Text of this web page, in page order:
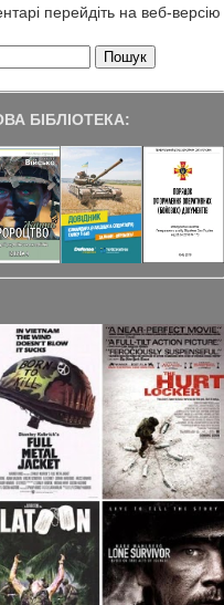
перейдіть на веб-версію
БІБЛІОТЕКА: